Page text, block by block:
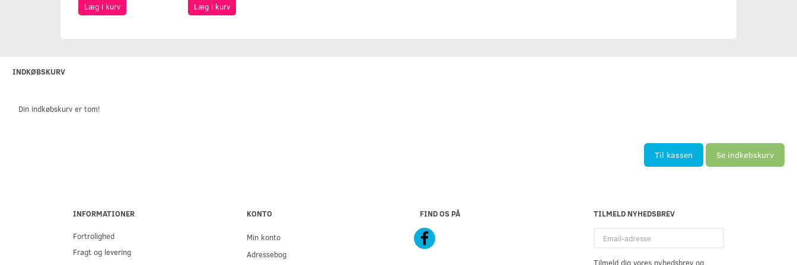
Læg i kurv Læg i kurv
INDKØBSKURV
Din indkøbskurv er tom!
Til kassen Se indkøbskurv
INFORMATIONER
Fortrolighed
Fragt og levering
KONTO
Min konto
Adressebog
FIND OS PÅ
TILMELD NYHEDSBREV
adresse
Tilmeld dig vores nyhedsbrev og